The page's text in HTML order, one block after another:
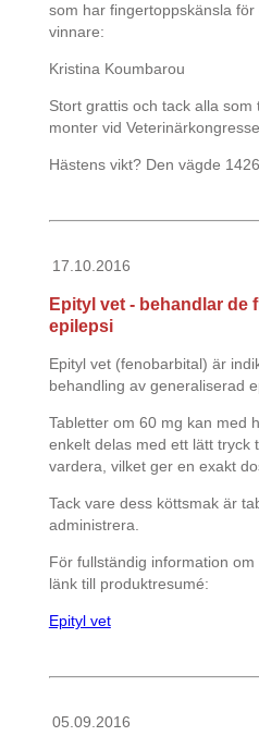
som har fingertoppskänsla
vinnare:
Kristina Koumbarou
Stort grattis och tack alla
monter vid
Hästens vikt? Den vägde
17.10.2016
Epityl vet - behandlar de
epilepsi
Epityl vet (fenobarbital) är
behandling av generaliserad
Tabletter om 60 mg kan med
enkelt delas med ett lätt tryck
vardera, vilket ger en exakt
Tack vare dess köttsmak är
administrera.
För fullständig information
länk till produktresumé:
Epityl vet
05.09.2016